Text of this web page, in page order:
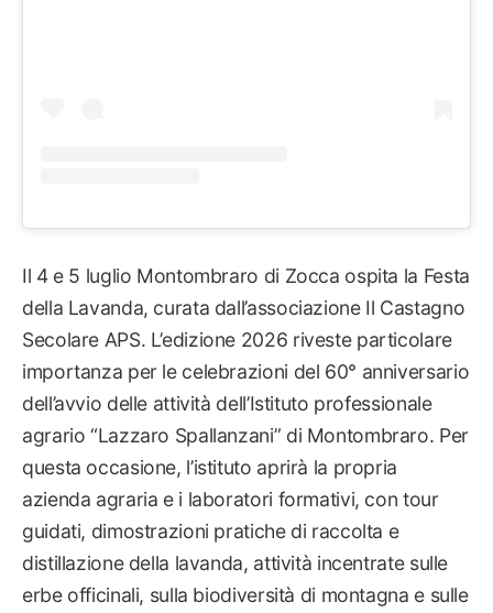
Il 4 e 5 luglio Montombraro di Zocca ospita la Festa
della Lavanda, curata dall’associazione Il Castagno
Secolare APS. L’edizione 2026 riveste particolare
importanza per le celebrazioni del 60° anniversario
dell’avvio delle attività dell’Istituto professionale
agrario “Lazzaro Spallanzani” di Montombraro. Per
questa occasione, l’istituto aprirà la propria
azienda agraria e i laboratori formativi, con tour
guidati, dimostrazioni pratiche di raccolta e
distillazione della lavanda, attività incentrate sulle
erbe officinali, sulla biodiversità di montagna e sulle